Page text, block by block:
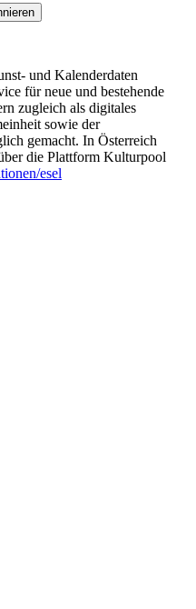
und Kalenderdaten
für neue und bestehende
zugleich als digitales
sowie der
gemacht. In Österreich
die Plattform Kulturpool
esel